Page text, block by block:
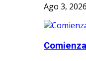
Ago 3, 2026